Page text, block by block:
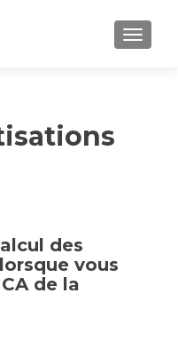
des
vous
de la